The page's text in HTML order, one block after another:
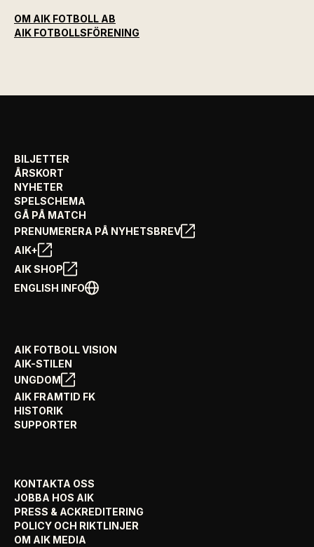
OM AIK FOTBOLL AB
AIK FOTBOLLSFÖRENING
BILJETTER
ÅRSKORT
NYHETER
SPELSCHEMA
GÅ PÅ MATCH
PRENUMERERA PÅ NYHETSBREV
AIK+
AIK SHOP
ENGLISH INFO
AIK FOTBOLL VISION
AIK-STILEN
UNGDOM
AIK FRAMTID FK
HISTORIK
SUPPORTER
KONTAKTA OSS
JOBBA HOS AIK
PRESS & ACKREDITERING
POLICY OCH RIKTLINJER
OM AIK MEDIA